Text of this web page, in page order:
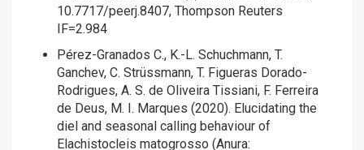
10.7717/peerj.8407, Thompson Reuters
IF=2.984
Pérez-Granados C., K.-L. Schuchmann, T.
Ganchev, C. Strüssmann, T. Figueras Dorado-
Rodrigues, A. S. de Oliveira Tissiani, F. Ferreira
de Deus, M. I. Marques (2020). Elucidating the
diel and seasonal calling behaviour of
Elachistocleis matogrosso (Anura: